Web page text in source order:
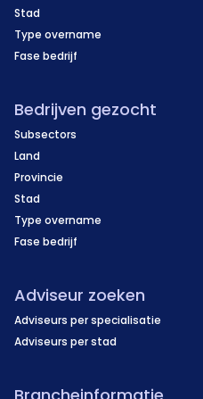
Stad
Type overname
Fase bedrijf
Bedrijven gezocht
Subsectors
Land
Provincie
Stad
Type overname
Fase bedrijf
Adviseur zoeken
Adviseurs per specialisatie
Adviseurs per stad
Brancheinformatie